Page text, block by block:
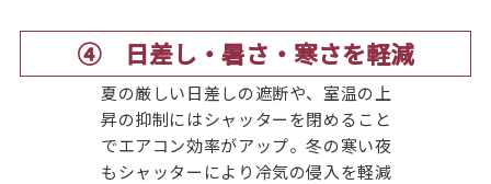
④ 日差し・暑さ・寒さを軽減
夏の厳しい日差しの遮断や、室温の上
昇の抑制にはシャッターを閉めること
でエアコン効率がアップ。冬の寒い夜
もシャッターにより冷気の侵入を軽減